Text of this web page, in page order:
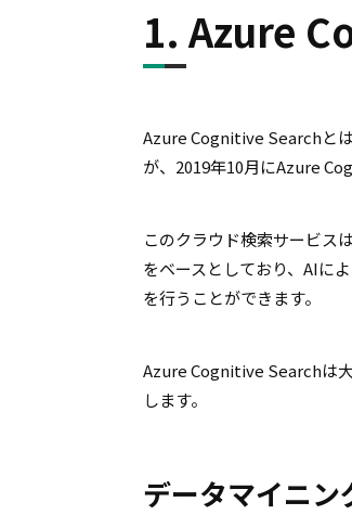
1. Azure
Azure Cognitive Searchと
が、2019年10月にAzure
このクラウド検索サービス
をベースとしており、AIに
を行うことができます。
Azure Cognitive Searchは
します。
データマイニン